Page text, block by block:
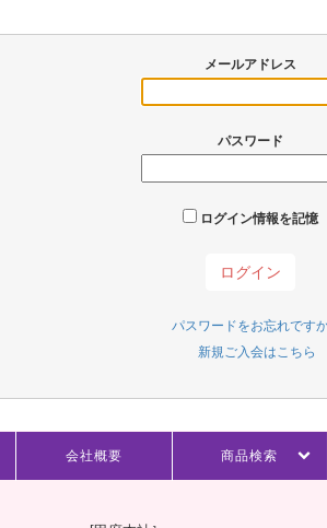
メールアドレス
パスワード
ログイン情報を記憶
パスワードをお忘れです
新規ご入会はこちら
会社概要 商品検索